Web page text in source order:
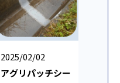
2025/02/02
アグリパッチシー